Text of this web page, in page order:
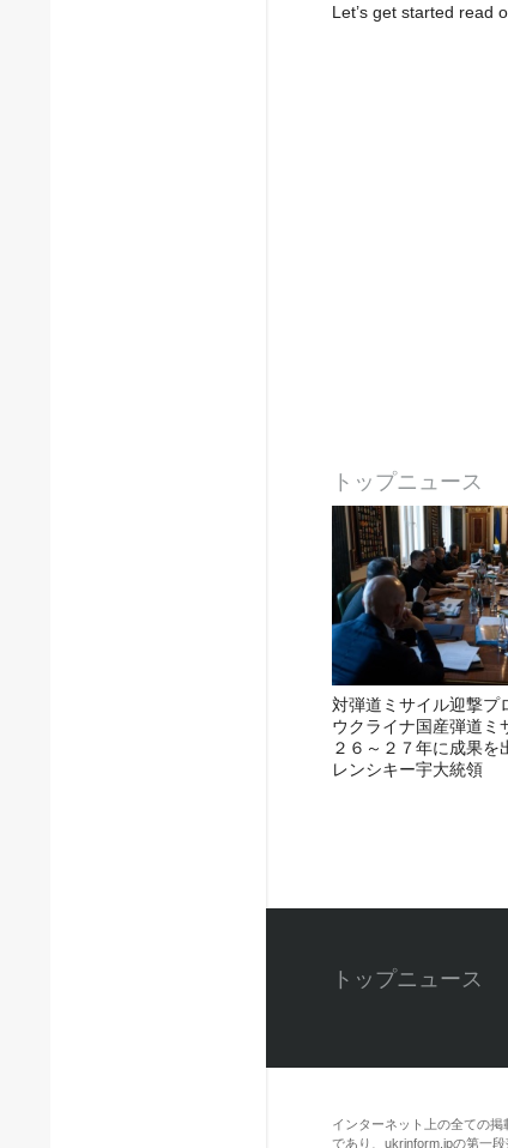
Let’s get started read
トップニュース
対弾道ミサイル迎撃プ
ウクライナ国産弾道ミ
２６～２７年に成果を
レンシキー宇大統領
トップニュース
インターネット上の全ての
であり、ukrinform.jpの第一